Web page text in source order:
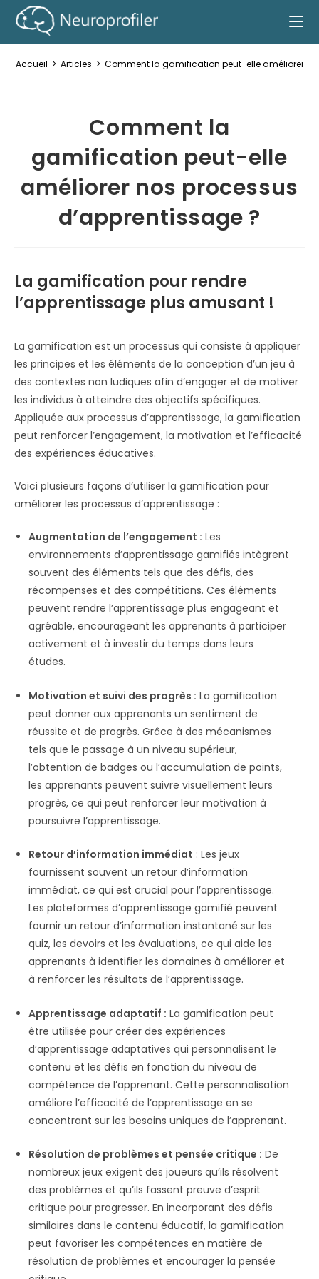
Accueil > Articles > Comment la gamification peut-elle améliorer
Comment la
gamification peut-elle
améliorer nos processus
d’apprentissage ?
La gamification pour rendre
l’apprentissage plus amusant !
La gamification est un processus qui consiste à appliquer
les principes et les éléments de la conception d’un jeu à
des contextes non ludiques afin d’engager et de motiver
les individus à atteindre des objectifs spécifiques.
Appliquée aux processus d’apprentissage, la gamification
peut renforcer l’engagement, la motivation et l’efficacité
des expériences éducatives.
Voici plusieurs façons d’utiliser la gamification pour
améliorer les processus d’apprentissage :
Augmentation de l’engagement : Les
environnements d’apprentissage gamifiés intègrent
souvent des éléments tels que des défis, des
récompenses et des compétitions. Ces éléments
peuvent rendre l’apprentissage plus engageant et
agréable, encourageant les apprenants à participer
activement et à investir du temps dans leurs
études.
Motivation et suivi des progrès : La gamification
peut donner aux apprenants un sentiment de
réussite et de progrès. Grâce à des mécanismes
tels que le passage à un niveau supérieur,
l’obtention de badges ou l’accumulation de points,
les apprenants peuvent suivre visuellement leurs
progrès, ce qui peut renforcer leur motivation à
poursuivre l’apprentissage.
Retour d’information immédiat : Les jeux
fournissent souvent un retour d’information
immédiat, ce qui est crucial pour l’apprentissage.
Les plateformes d’apprentissage gamifié peuvent
fournir un retour d’information instantané sur les
quiz, les devoirs et les évaluations, ce qui aide les
apprenants à identifier les domaines à améliorer et
à renforcer les résultats de l’apprentissage.
Apprentissage adaptatif : La gamification peut
être utilisée pour créer des expériences
d’apprentissage adaptatives qui personnalisent le
contenu et les défis en fonction du niveau de
compétence de l’apprenant. Cette personnalisation
améliore l’efficacité de l’apprentissage en se
concentrant sur les besoins uniques de l’apprenant.
Résolution de problèmes et pensée critique : De
nombreux jeux exigent des joueurs qu’ils résolvent
des problèmes et qu’ils fassent preuve d’esprit
critique pour progresser. En incorporant des défis
similaires dans le contenu éducatif, la gamification
peut favoriser les compétences en matière de
résolution de problèmes et encourager la pensée